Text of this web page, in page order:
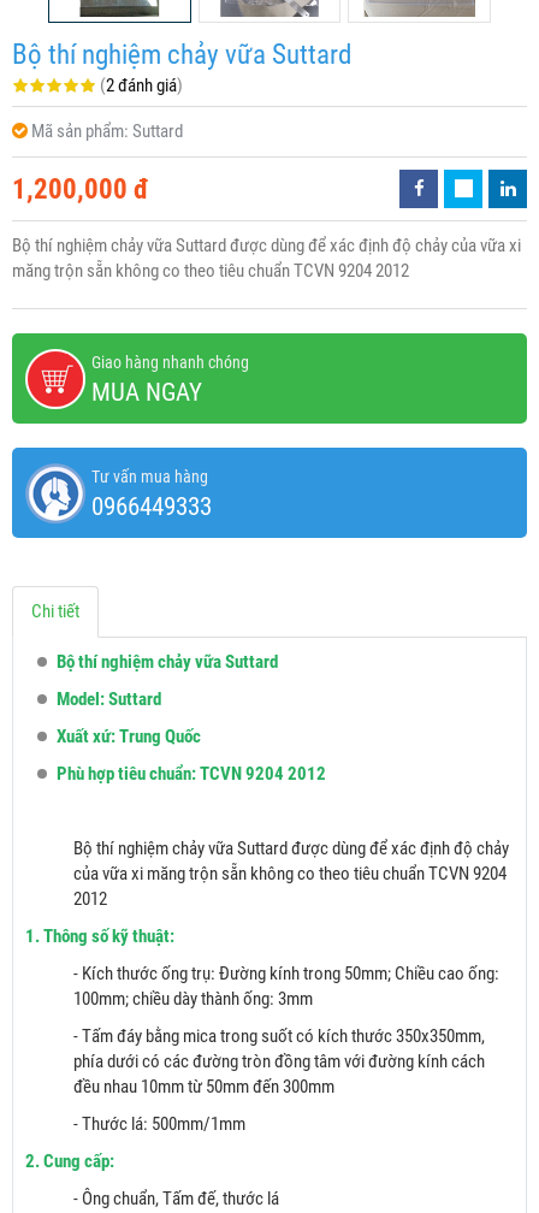
Bộ thí nghiệm chảy vữa Suttard
(2 đánh giá)
Mã sản phẩm: Suttard
1,200,000 đ
Bộ thí nghiệm chảy vữa Suttard được dùng để xác định độ chảy của vữa xi
măng trộn sẵn không co theo tiêu chuẩn TCVN 9204 2012
Giao hàng nhanh chóng
MUA NGAY
Tư vấn mua hàng
0966449333
Chi tiết
Bộ thí nghiệm chảy vữa Suttard
Model: Suttard
Xuất xứ: Trung Quốc
Phù hợp tiêu chuẩn:TCVN 9204 2012
Bộ thí nghiệm chảy vữa Suttard được dùng để xác định độ chảy
của vữa xi măng trộn sẵn không co theo tiêu chuẩn TCVN 9204
2012
1. Thông số kỹ thuật:
- Kích thước ống trụ: Đường kính trong 50mm; Chiều cao ống:
100mm; chiều dày thành ống: 3mm
- Tấm đáy bằng mica trong suốt có kích thước 350x350mm,
phía dưới có các đường tròn đồng tâm với đường kính cách
đều nhau 10mm từ 50mm đến 300mm
- Thước lá: 500mm/1mm
2. Cung cấp:
- Ông chuẩn, Tấm đế, thước lá